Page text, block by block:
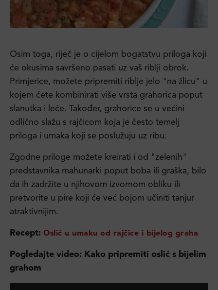
Osim toga, riječ je o cijelom bogatstvu priloga koji
će okusima savršeno pasati uz vaš riblji obrok.
Primjerice, možete pripremiti riblje jelo "na žlicu" u
kojem ćete kombinirati više vrsta grahorica poput
slanutka i leće. Također, grahorice se u većini
odlično slažu s rajčicom koja je često temelj
priloga i umaka koji se poslužuju uz ribu.
Zgodne priloge možete kreirati i od "zelenih"
predstavnika mahunarki poput boba ili graška, bilo
da ih zadržite u njihovom izvornom obliku ili
pretvorite u pire koji će već bojom učiniti tanjur
atraktivnijim.
Recept: Oslić u umaku od rajčice i bijelog graha
Pogledajte video: Kako pripremiti oslić s bijelim
grahom